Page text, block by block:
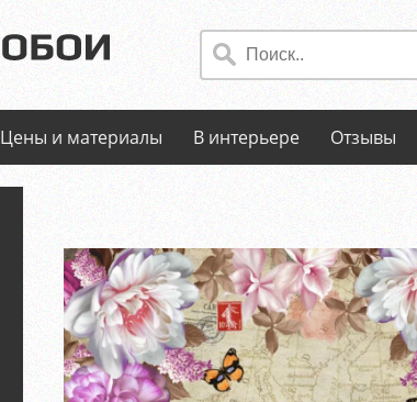
Цены и материалы В интерьере Отзывы